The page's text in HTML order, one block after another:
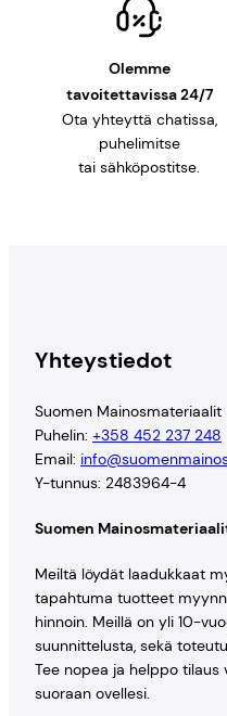
Olemme
tavoitettavissa 24/7
Ota yhteyttä chatissa,
puhelimitse
tai sähköpostitse.
Yhteystiedot
Suomen Mainosmateriaalit
Puhelin: +358 452 237 248
Email:
Y-tunnus: 2483964-4
Suomen
Meiltä löydät laadukkaat
tapahtuma tuotteet
hinnoin. Meillä on yli 10-
suunnittelusta, sekä
Tee nopea ja helppo
suoraan ovellesi.